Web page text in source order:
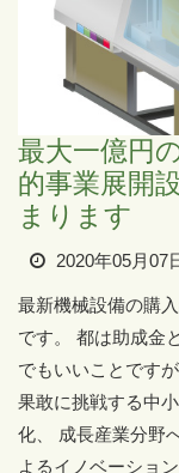
最大一億円
的事業展開
まります
2020年05月07
最新機械設備の購
です。 都は助成金
でもいいことです
果敢に挑戦する中
化、 成長産業分野
よるイノベーショ